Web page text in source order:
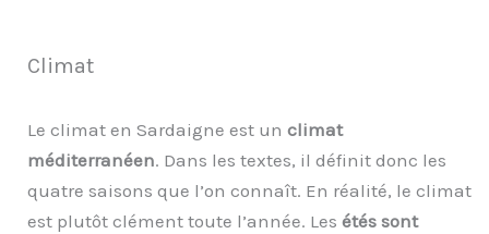
Climat
Le climat en Sardaigne est un climat
méditerranéen. Dans les textes, il définit donc les
quatre saisons que l’on connaît. En réalité, le climat
est plutôt clément toute l’année. Les étés sont